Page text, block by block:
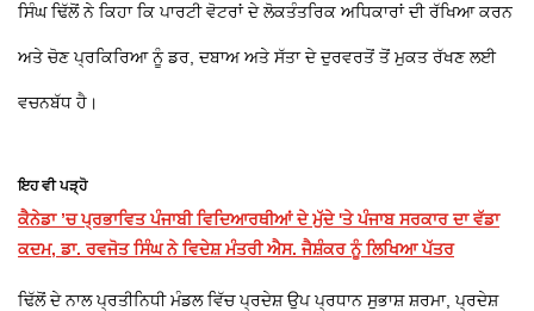
ਸਿੰਘ ਢਿੱਲੋਂ ਨੇ ਕਿਹਾ ਕਿ ਪਾਰਟੀ ਵੋਟਰਾਂ ਦੇ ਲੋਕਤੰਤਰਿਕ ਅਧਿਕਾਰਾਂ ਦੀ ਰੱਖਿਆ ਕਰਨ
ਅਤੇ ਚੋਣ ਪ੍ਰਕਿਰਿਆ ਨੂੰ ਡਰ, ਦਬਾਅ ਅਤੇ ਸੱਤਾ ਦੇ ਦੁਰਵਰਤੋਂ ਤੋਂ ਮੁਕਤ ਰੱਖਣ ਲਈ
ਵਚਨਬੱਧ ਹੈ।
ਇਹ ਵੀ ਪੜ੍ਹੋ
ਕੈਨੇਡਾ ’ਚ ਪ੍ਰਭਾਵਿਤ ਪੰਜਾਬੀ ਵਿਦਿਆਰਥੀਆਂ ਦੇ ਮੁੱਦੇ 'ਤੇ ਪੰਜਾਬ ਸਰਕਾਰ ਦਾ ਵੱਡਾ
ਕਦਮ, ਡਾ. ਰਵਜੋਤ ਸਿੰਘ ਨੇ ਵਿਦੇਸ਼ ਮੰਤਰੀ ਐਸ. ਜੈਸ਼ੰਕਰ ਨੂੰ ਲਿਖਿਆ ਪੱਤਰ
ਢਿੱਲੋਂ ਦੇ ਨਾਲ ਪ੍ਰਤੀਨਿਧੀ ਮੰਡਲ ਵਿੱਚ ਪ੍ਰਦੇਸ਼ ਉਪ ਪ੍ਰਧਾਨ ਸੁਭਾਸ਼ ਸ਼ਰਮਾ, ਪ੍ਰਦੇਸ਼